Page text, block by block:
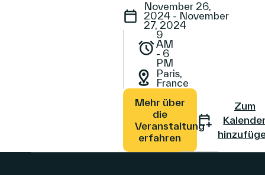
November 26,
2024 - November
27, 2024
9
AM
- 6
PM
Paris,
France
Mehr über
die
Veranstaltung
erfahren
Zum